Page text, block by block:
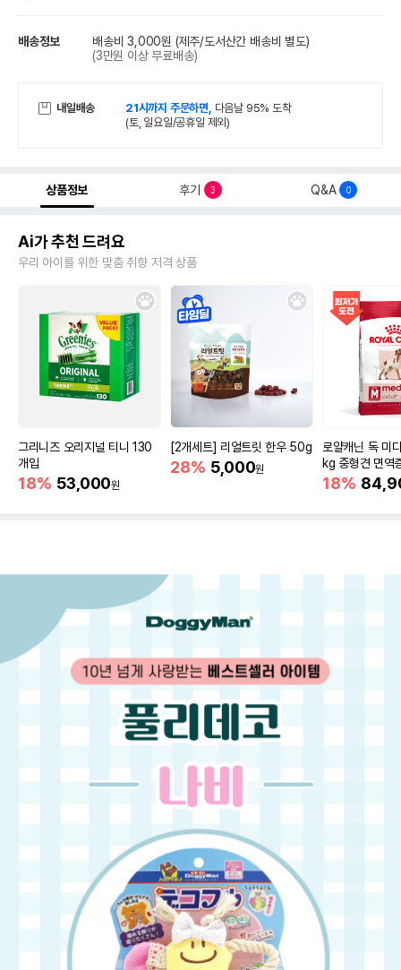
배송정보 배송비 3,000원 (제주/도서산간 배송비 별도)
(3만원 이상 무료배송)
내일배송 21시까지 주문하면, 다음날 95% 도착
(토, 일요일/공휴일 제외)
상품정보 후기 3 Q&A 0
Ai가 추천 드려요
우리 아이를 위한 맞춤 취향 저격 상품
그리니즈 오리지널 티니 130
개입
18% 53,000원
[2개세트] 리얼트릿 한우 50g
28% 5,000원
로얄캐닌 독 미
kg 중형견 면역
18%